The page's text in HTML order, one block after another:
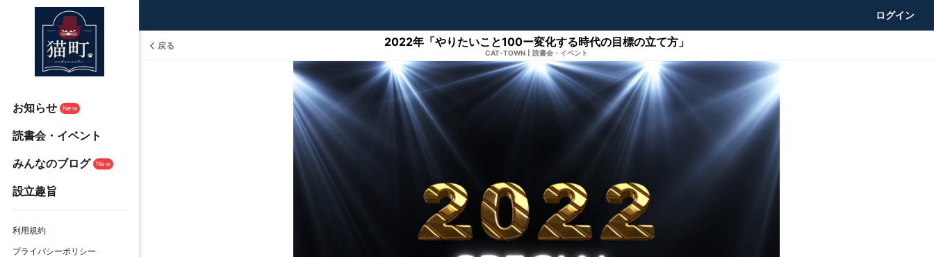
ログイン
お知らせ New
読書会・イベント
みんなのブログ
New
設立趣旨
利用規約
プライバシーポリシー
戻る 2022年「やりたいこと100ー変化する時代の目標の立て方」
CAT-TOWN 読書会・イベント